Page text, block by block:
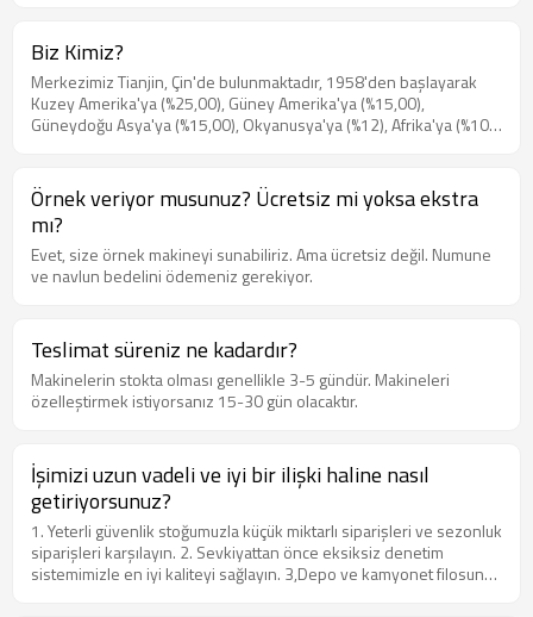
Biz Kimiz?
Merkezimiz Tianjin, Çin'de bulunmaktadır, 1958'den başlayarak
Kuzey Amerika'ya (%25,00), Güney Amerika'ya (%15,00),
Güneydoğu Asya'ya (%15,00), Okyanusya'ya (%12), Afrika'ya (%10),
Örnek veriyor musunuz? Ücretsiz mi yoksa ekstra
mı?
Evet, size örnek makineyi sunabiliriz. Ama ücretsiz değil. Numune
ve navlun bedelini ödemeniz gerekiyor.
Teslimat süreniz ne kadardır?
Makinelerin stokta olması genellikle 3-5 gündür. Makineleri
özelleştirmek istiyorsanız 15-30 gün olacaktır.
İşimizi uzun vadeli ve iyi bir ilişki haline nasıl
getiriyorsunuz?
1. Yeterli güvenlik stoğumuzla küçük miktarlı siparişleri ve sezonluk
siparişleri karşılayın. 2. Sevkiyattan önce eksiksiz denetim
sistemimizle en iyi kaliteyi sağlayın. 3,Depo ve kamyonet filosunun